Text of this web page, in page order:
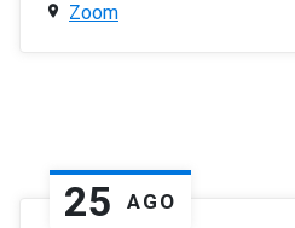
Zoom
25 AGO